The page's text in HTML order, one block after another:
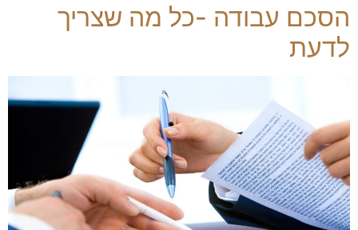
הסכם עבודה -כל מה שצריך
לדעת